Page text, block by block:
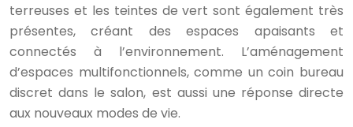
terreuses et les teintes de vert sont également très
présentes, créant des espaces apaisants et
connectés à l’environnement. L’aménagement
d’espaces multifonctionnels, comme un coin bureau
discret dans le salon, est aussi une réponse directe
aux nouveaux modes de vie.